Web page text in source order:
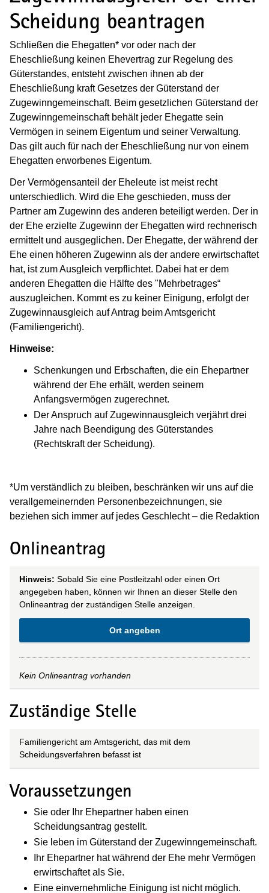
Scheidung beantragen
Schließen die Ehegatten* vor oder nach der
Eheschließung keinen Ehevertrag zur Regelung des
Güterstandes, entsteht zwischen ihnen ab der
Eheschließung kraft Gesetzes der Güterstand der
Zugewinngemeinschaft. Beim gesetzlichen Güterstand der
Zugewinngemeinschaft behält jeder Ehegatte sein
Vermögen in seinem Eigentum und seiner Verwaltung.
Das gilt auch für nach der Eheschließung nur von einem
Ehegatten erworbenes Eigentum.
Der Vermögensanteil der Eheleute ist meist recht
unterschiedlich. Wird die Ehe geschieden, muss der
Partner am Zugewinn des anderen beteiligt werden. Der in
der Ehe erzielte Zugewinn der Ehegatten wird rechnerisch
ermittelt und ausgeglichen. Der Ehegatte, der während der
Ehe einen höheren Zugewinn als der andere erwirtschaftet
hat, ist zum Ausgleich verpflichtet. Dabei hat er dem
anderen Ehegatten die Hälfte des "Mehrbetrages“
auszugleichen. Kommt es zu keiner Einigung, erfolgt der
Zugewinnausgleich auf Antrag beim Amtsgericht
(Familiengericht).
Hinweise:
Schenkungen und Erbschaften, die ein Ehepartner
während der Ehe erhält, werden seinem
Anfangsvermögen zugerechnet.
Der Anspruch auf Zugewinnausgleich verjährt drei
Jahre nach Beendigung des Güterstandes
(Rechtskraft der Scheidung).
*Um verständlich zu bleiben, beschränken wir uns auf die
verallgemeinernden Personenbezeichnungen, sie
beziehen sich immer auf jedes Geschlecht – die Redaktion
Onlineantrag
Hinweis: Sobald Sie eine Postleitzahl oder einen Ort
angegeben haben, können wir Ihnen an dieser Stelle den
Onlineantrag der zuständigen Stelle anzeigen.
Ort angeben
Kein Onlineantrag vorhanden
Zuständige Stelle
Familiengericht am Amtsgericht, das mit dem
Scheidungsverfahren befasst ist
Voraussetzungen
Sie oder Ihr Ehepartner haben einen
Scheidungsantrag gestellt.
Sie leben im Güterstand der Zugewinngemeinschaft.
Ihr Ehepartner hat während der Ehe mehr Vermögen
erwirtschaftet als Sie.
Eine einvernehmliche Einigung ist nicht möglich.